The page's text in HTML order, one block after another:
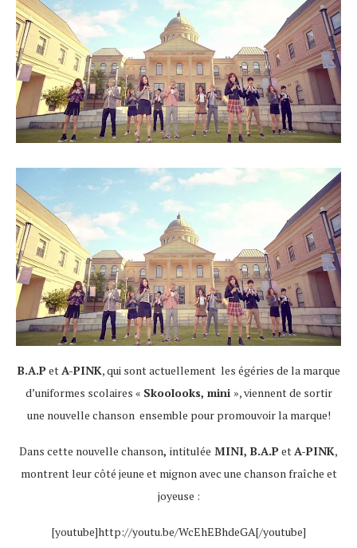
B.A.Pet A-PINK, qui sont actuellement les égéries de la marque
d’uniformes scolaires « Skoolooks, mini », viennent de sortir
une nouvelle chanson ensemble pour promouvoir la marque!
Dans cette nouvelle chanson, intitulée MINI, B.A.Pet A-PINK,
montrent leur côté jeune et mignon avec une chanson fraîche et
joyeuse :
[youtube]http://youtu.be/WcEhEBhdeGA[/youtube]